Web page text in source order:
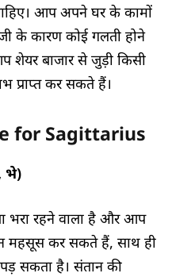
आप अपने घर के कामों
के कारण कोई गलती होने
शेयर बाजार से जुड़ी किसी
प्राप्त कर सकते हैं।
for Sagittarius
भे)
भरा रहने वाला है और आप
महसूस कर सकते हैं, साथ ही
पड़ सकता है। संतान की